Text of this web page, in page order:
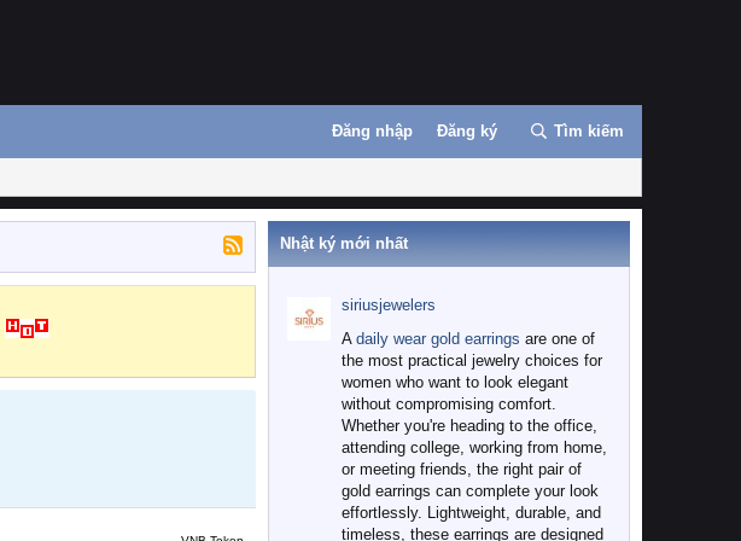
Đăng nhập Đăng ký Tìm kiếm
Nhật ký mới nhất
siriusjewelers
A daily wear gold earrings are one of
the most practical jewelry choices for
women who want to look elegant
without compromising comfort.
Whether you're heading to the office,
attending college, working from home,
or meeting friends, the right pair of
gold earrings can complete your look
effortlessly. Lightweight, durable, and
timeless, these earrings are designed